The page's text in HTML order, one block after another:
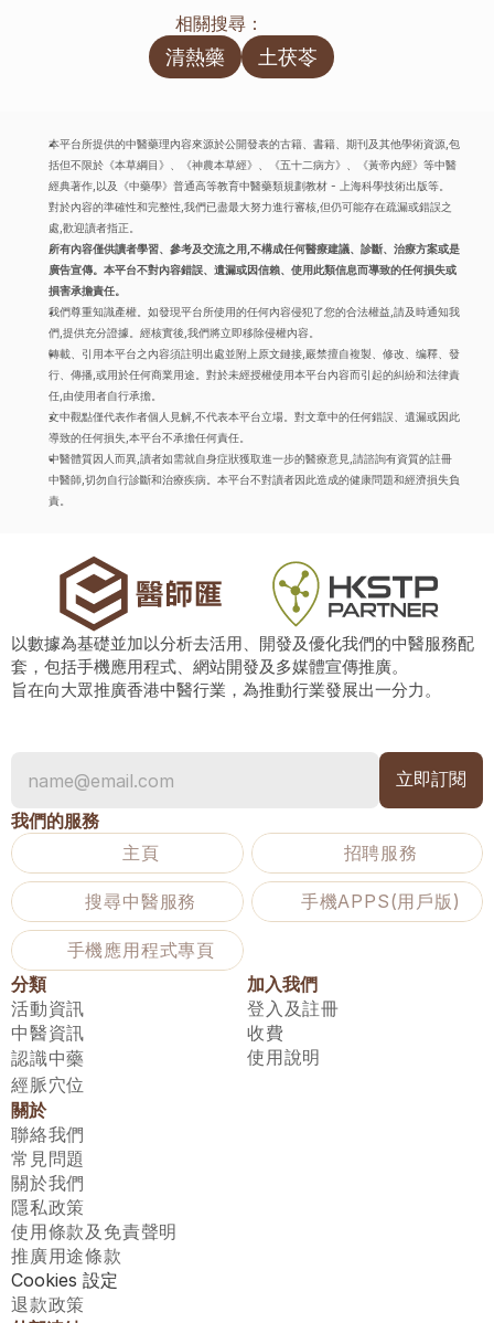
相關搜尋：
清熱藥 土茯苓
本平台所提供的中醫藥理內容來源於公開發表的古籍、書籍、期刊及其他學術資源,包
括但不限於《本草綱目》、《神農本草經》、《五十二病方》、《黃帝內經》等中醫
經典著作,以及《中藥學》普通高等教育中醫藥類規劃教材 - 上海科學技術出版等。
對於內容的準確性和完整性,我們已盡最大努力進行審核,但仍可能存在疏漏或錯誤之
處,歡迎讀者指正。
所有內容僅供讀者學習、參考及交流之用,不構成任何醫療建議、診斷、治療方案或是
廣告宣傳。本平台不對內容錯誤、遺漏或因信賴、使用此類信息而導致的任何損失或
損害承擔責任。
我們尊重知識產權。如發現平台所使用的任何內容侵犯了您的合法權益,請及時通知我
們,提供充分證據。經核實後,我們將立即移除侵權內容。
轉載、引用本平台之內容須註明出處並附上原文鏈接,嚴禁擅自複製、修改、编釋、發
行、傳播,或用於任何商業用途。對於未經授權使用本平台內容而引起的糾紛和法律責
任,由使用者自行承擔。
文中觀點僅代表作者個人見解,不代表本平台立場。對文章中的任何錯誤、遺漏或因此
導致的任何損失,本平台不承擔任何責任。
中醫體質因人而異,讀者如需就自身症狀獲取進一步的醫療意見,請諮詢有資質的註冊
中醫師,切勿自行診斷和治療疾病。本平台不對讀者因此造成的健康問題和經濟損失負
責。
以數據為基礎並加以分析去活用、開發及優化我們的中醫服務配
套，包括手機應用程式、網站開發及多媒體宣傳推廣。
旨在向大眾推廣香港中醫行業，為推動行業發展出一分力。
我們的服務
主頁
招聘服務
搜尋中醫服務 手機APPS(用戶版)
手機應用程式專頁
分類
活動資訊
中醫資訊
認識中藥
經脈穴位
加入我們
登入及註冊
收費
使用說明
關於
聯絡我們
常見問題
關於我們
隱私政策
使用條款及免責聲明
推廣用途條款
Cookies 設定
退款政策